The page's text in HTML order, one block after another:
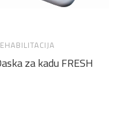
za kadu FRESH